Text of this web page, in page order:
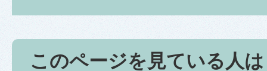
このページを見ている人は